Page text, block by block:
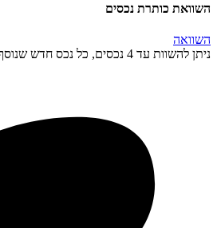
השוואת כותרת נכסים
השוואה
ניתן להשוות עד 4 נכסים, כל נכס חדש שנוסף יחליף את הראשון מההשוואה.